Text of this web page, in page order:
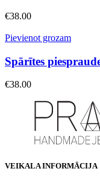
€38.00
Pievienot grozam
Spārītes
€38.00
VEIKALA INFORMĀCIJA